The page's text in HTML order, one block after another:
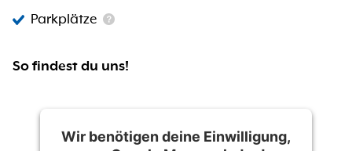
Parkplätze
So findest du uns!
Wir benötigen deine Einwilligung,